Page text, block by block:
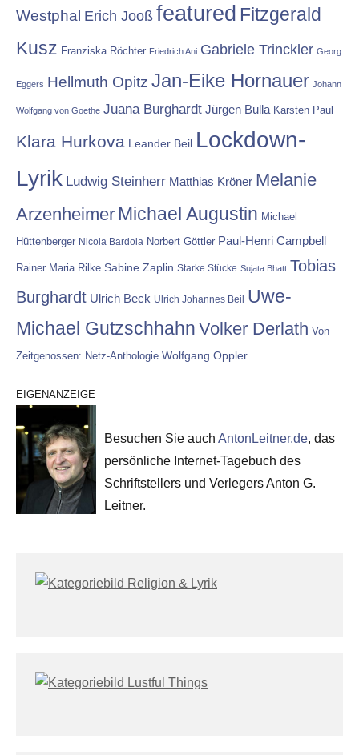
Westphal Erich Jooß featured Fitzgerald
Kusz Franziska Röchter Friedrich Ani Gabriele Trinckler Georg
Eggers Hellmuth Opitz Jan-Eike Hornauer Johann
Wolfgang von Goethe Juana Burghardt Jürgen Bulla Karsten Paul
Klara Hurkova Leander Beil Lockdown-
Lyrik Ludwig Steinherr Matthias Kröner Melanie
Arzenheimer Michael Augustin Michael
Hüttenberger Nicola Bardola Norbert Göttler Paul-Henri Campbell
Rainer Maria Rilke Sabine Zaplin Starke Stücke Sujata Bhatt Tobias
Burghardt Ulrich Beck Ulrich Johannes Beil Uwe-
Michael Gutzschhahn Volker Derlath Von
Zeitgenossen: Netz-Anthologie Wolfgang Oppler
EIGENANZEIGE
Besuchen Sie auch AntonLeitner.de, das
persönliche Internet-Tagebuch des
Schriftstellers und Verlegers Anton G.
Leitner.